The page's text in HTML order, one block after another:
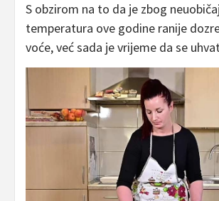
S obzirom na to da je zbog
temperatura ove godine ranije
voće, već sada je vrijeme da se